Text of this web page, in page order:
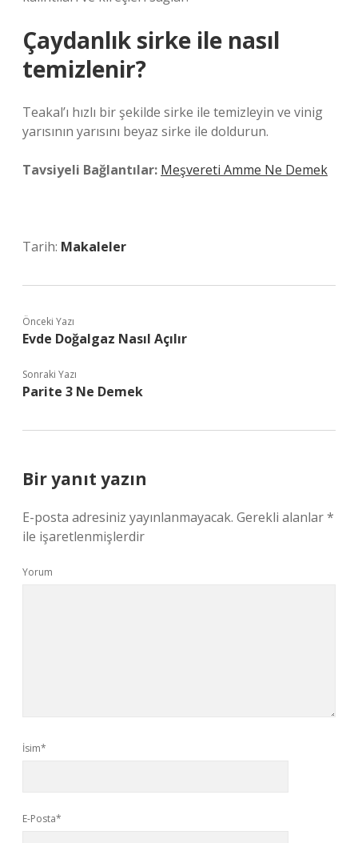
Çaydanlık sirke ile nasıl
temizlenir?
Teakal’ı hızlı bir şekilde sirke ile temizleyin ve vinig
yarısının yarısını beyaz sirke ile doldurun.
Tavsiyeli Bağlantılar: Meşvereti Amme Ne Demek
Tarih: Makaleler
Önceki Yazı
Evde Doğalgaz Nasıl Açılır
Sonraki Yazı
Parite 3 Ne Demek
Bir yanıt yazın
E-posta adresiniz yayınlanmayacak. Gerekli alanlar*
ile işaretlenmişlerdir
Yorum
İsim*
E-Posta*